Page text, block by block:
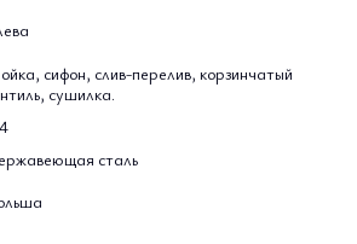
сифон, слив-перелив, корзинчатый
сушилка.
сталь